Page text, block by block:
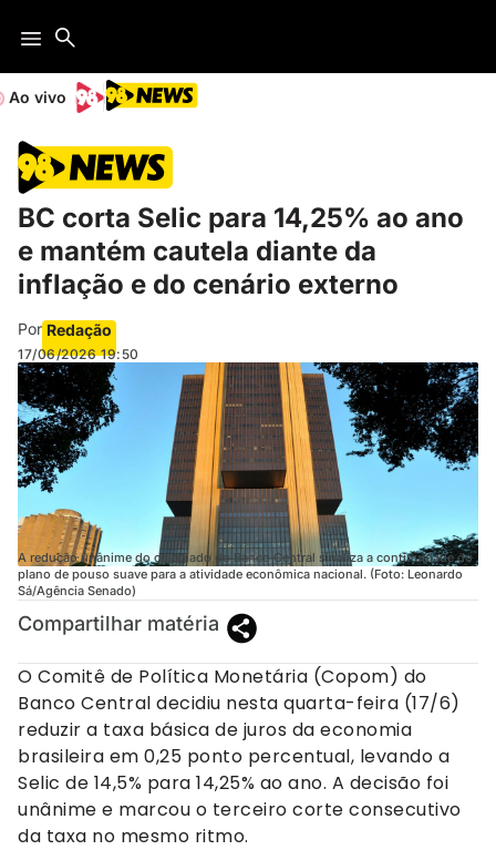
Ao vivo
BC corta Selic para 14,25% ao ano
e mantém cautela diante da
inflação e do cenário externo
Por Redação
17/06/2026 19:50
A redução unânime do colegiado do Banco Central sinaliza a continuidade do
plano de pouso suave para a atividade econômica nacional. (Foto: Leonardo
Sá/Agência Senado)
Compartilhar matéria
O Comitê de Política Monetária (Copom) do
Banco Central decidiu nesta quarta-feira (17/6)
reduzir a taxa básica de juros da economia
brasileira em 0,25 ponto percentual, levando a
Selic de 14,5% para 14,25% ao ano. A decisão foi
unânime e marcou o terceiro corte consecutivo
da taxa no mesmo ritmo.